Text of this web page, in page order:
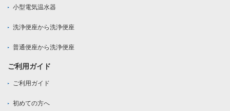
小型電気温水器
洗浄便座から洗浄便座
普通便座から洗浄便座
ご利用ガイド
ご利用ガイド
初めての方へ